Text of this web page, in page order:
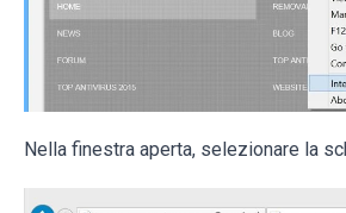
Nella finestra aperta, selezionare la